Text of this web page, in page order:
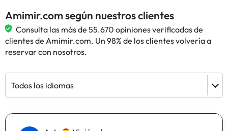
Amimir.com según nuestros clientes
Consulta las más de 55.670 opiniones verificadas de
clientes de Amimir.com. Un 98% de los clientes volvería a
reservar con nosotros.